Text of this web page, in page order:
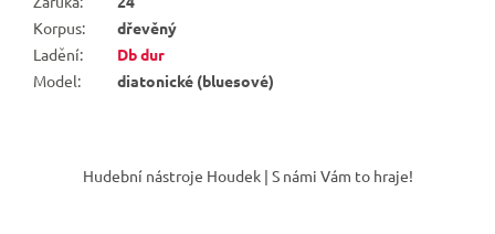
Korpus:
dřevěný
Ladění:
Db dur
Model: diatonické (bluesové)
Hudební nástroje Houdek | S námi Vám to hraje!